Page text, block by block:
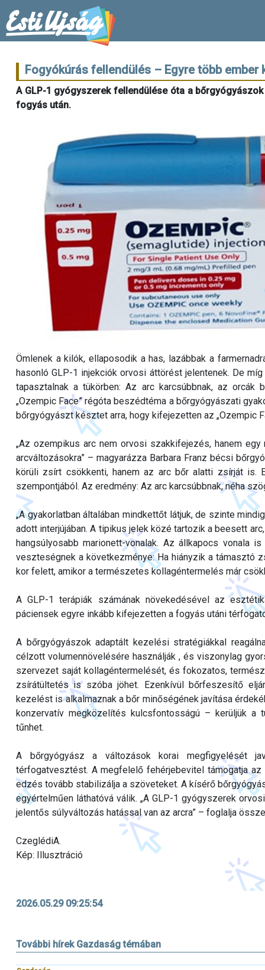
Fogyókúrás fellendülés – Egyre több ember
A GLP-1 gyógyszerek fellendülése óta a
fogyás után.
Ömlenek a kilók, ellaposodik a has, lazábbak a
hasonló GLP-1 injekciók orvosi áttörést jelentenek. De
tapasztalnak a tükörben: Az arc karcsúbbnak, az orcák
„Ozempic Face” régóta beszédtéma a bőrgyógyászati
bőrgyógyászt késztet arra, hogy kifejezetten az „Ozempic
„Az ozempikus arc nem orvosi szakkifejezés, hanem
arcváltozásokra” – magyarázza Barbara Franz bécsi
körüli zsírt csökkenti, hanem az arc bőr alatti zsírját
szempontjából. Az eredmény: Az arc karcsúbbnak, néha
„A gyakorlatban általában mindkettőt látjuk, de szinte
adott interjújában. A tipikus jelek közé tartozik a beesett
hangsúlyosabb marionett-vonalak. Az állkapocs vonala
veszteségnek a következménye: Ha hiányzik a támasztó
kor felett, amikor a természetes kollagéntermelés már
A GLP-1 terápiák számának növekedésével az
páciensek egyre inkább kifejezetten a fogyás utáni
A bőrgyógyászok adaptált kezelési stratégiákkal
célzott volumennövelésére használják , és viszonylag
szervezet saját kollagéntermelését, és fokozatos,
zsírátültetés is szóba jöhet. Ezenkívül bőrfeszesítő
kezelést is alkalmaznak a bőr minőségének javítása
konzervatív megközelítés kulcsfontosságú – kerüljük a
tűnhet.
A bőrgyógyász a változások korai megfigyelését
térfogatvesztést. A megfelelő fehérjebevitel támogatja
edzés tovább stabilizálja a szöveteket. A kísérő
egyértelműen láthatóvá válik. „A GLP-1 gyógyszerek
jelentős súlyváltozás hatással van az arcra” – foglalja
CzeglédiA.
Kép: Illusztráció
2026.05.29 09:25:54
További hírek Gazdaság témában